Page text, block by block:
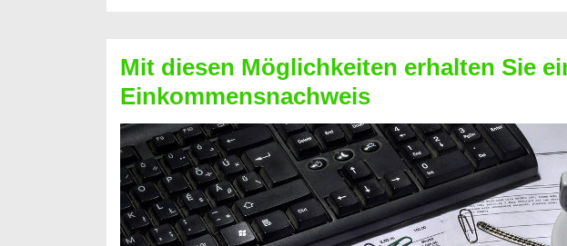
für
schnelle
Durchstarter
Mit diesen Möglichkeiten erhalten Sie
Einkommensnachweis